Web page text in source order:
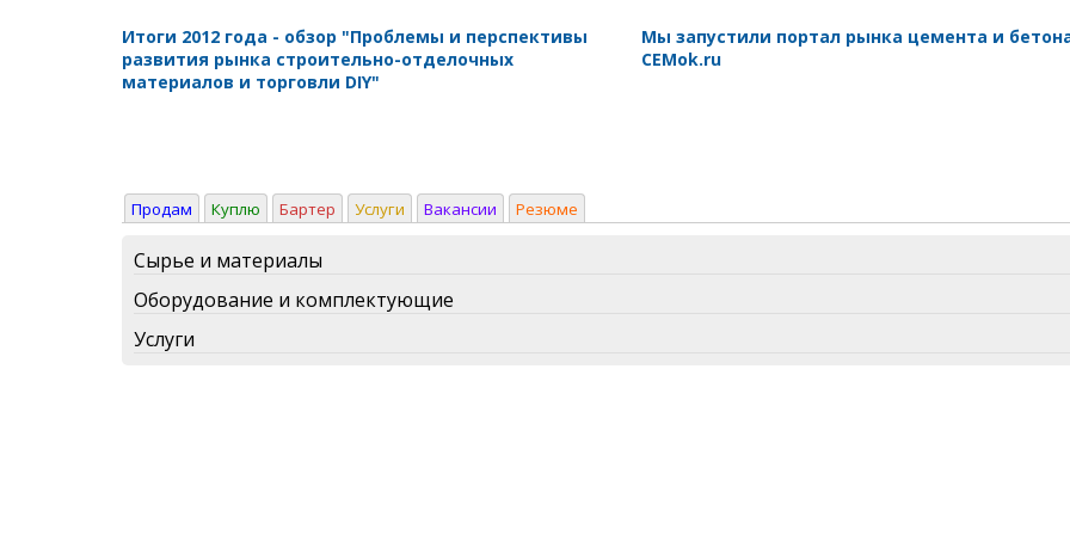
Итоги 2012 года - обзор "Проблемы и перспективы
развития рынка строительно-отделочных
материалов и торговли DIY"
Мы запустили портал рынка цемента и
CEMok.ru
Продам Куплю Бартер Услуги Вакансии Резюме
Сырье и материалы
Оборудование и комплектующие
Услуги